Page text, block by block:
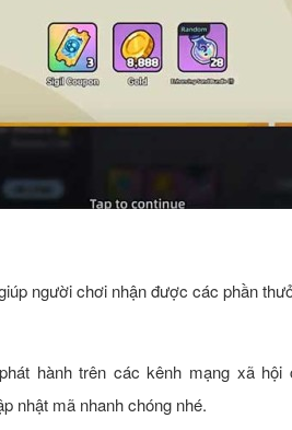
người chơi nhận được các phần
hành trên các kênh mạng xã
nhật mã nhanh chóng nhé.